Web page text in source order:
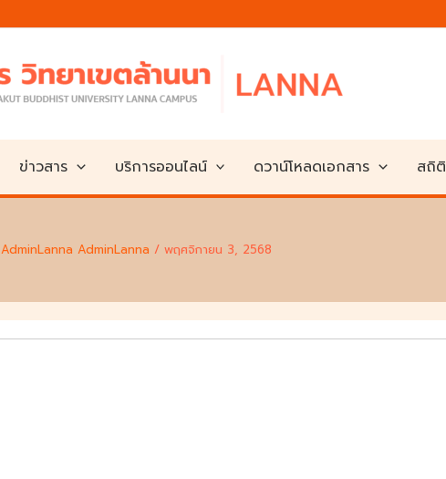
ข่าวสาร บริการออนไลน์ ดวาน์โหลดเอกสาร สถิติ
AdminLanna AdminLanna / พฤศจิกายน 3, 2568